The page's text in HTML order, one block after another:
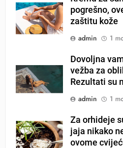
pogrešno,
zaštitu kože
admin
1
Dovoljna
vežba za
Rezultati su
admin
1
Za orhideje
jaja nikako
ovome